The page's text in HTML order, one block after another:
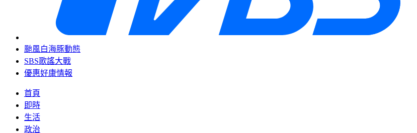
颱風白海豚動態
SBS歌謠大戰
優惠好康情報
首頁
即時
生活
政治